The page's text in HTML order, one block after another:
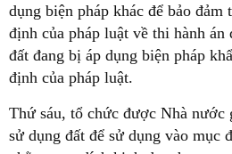
dụng biện pháp khác để bảo đảm
định của pháp luật về thi hành án
đất đang bị áp dụng biện pháp
định của pháp luật.
Thứ sáu, tổ chức được Nhà nước
sử dụng đất để sử dụng vào mục